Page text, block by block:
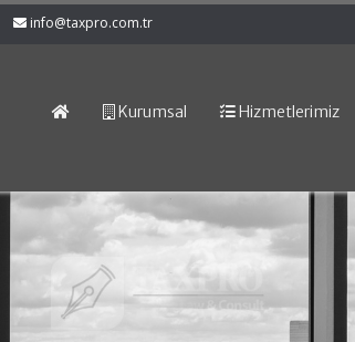
info@taxpro.com.tr
Kurumsal Hizmetlerimiz